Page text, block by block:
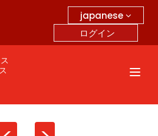
japanese
ログイン